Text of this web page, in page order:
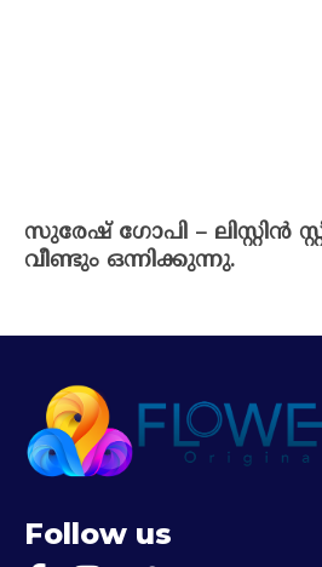
സുരേഷ് ഗോപി – ലിസ്റ്റിൻ
വീണ്ടും ഒന്നിക്കുന്നു.
Follow us